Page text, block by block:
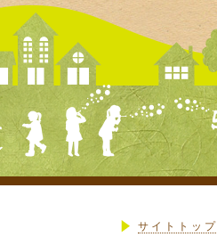
サイトトップ